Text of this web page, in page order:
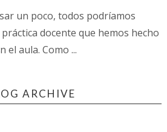
un poco, todos podríamos
docente que hemos hecho
el aula. Como ...
ARCHIVE